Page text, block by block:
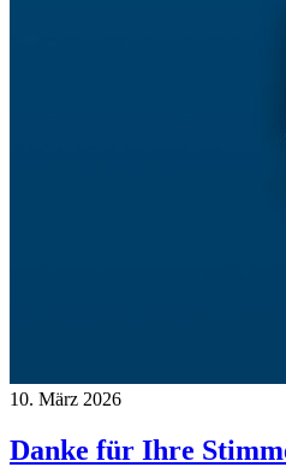
10. März 2026
Danke für Ihre